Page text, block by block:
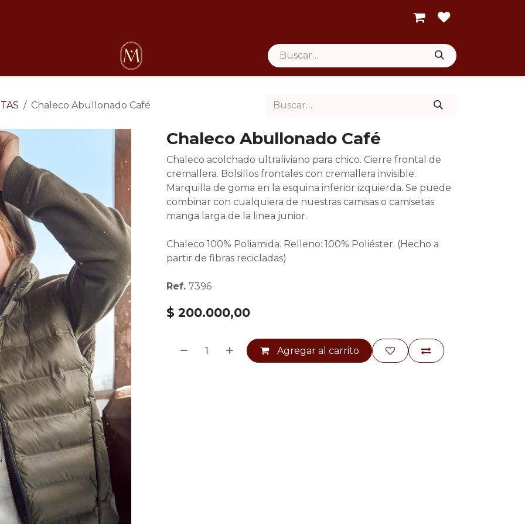
Chaleco Abullonado Café
Chaleco Abullonado Café
Chaleco acolchado ultraliviano para chico. Cierre frontal de
cremallera. Bolsillos frontales con cremallera invisible.
Marquilla de goma en la esquina inferior izquierda. Se puede
combinar con cualquiera de nuestras camisas o camisetas
manga larga de la linea junior.
Chaleco 100% Poliamida. Relleno: 100% Poliéster. (Hecho a
partir de fibras recicladas)
Ref. 7396
$ 200.000,00
Agregar al carrito